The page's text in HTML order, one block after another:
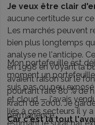
Je veux être clair
aucune certitude sur ce
Les marchés peuvent
bien plus longtemps
analyse ne l'anticipe.
en 1998 en voyant la
avaient raison sur le
pourtant raté 80 % de
krach de 2000. Je
permanence.
Mon portefeuille est
moment un
suis pas ou peu
et cloud — j'avais
liés à ces secteurs il y
Car c'est là tout